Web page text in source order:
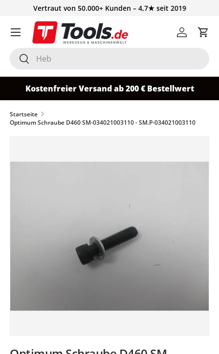
Vertraut von 50.000+ Kunden – 4,7★ seit 2019
Suchen
Suchen
Einloggen
Kostenfreier Versand ab 200 € Bestellwert
Startseite
Optimum Schraube D460 SM-034021003110 - SM.P-034021003110